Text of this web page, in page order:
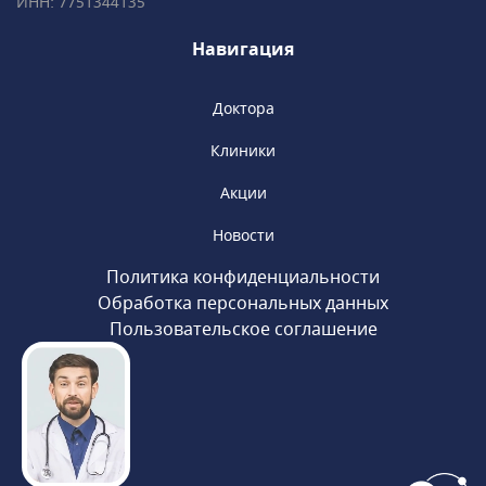
Навигация
Доктора
Клиники
Акции
Новости
Политика конфиденциальности
Обработка персональных данных
Пользовательское соглашение